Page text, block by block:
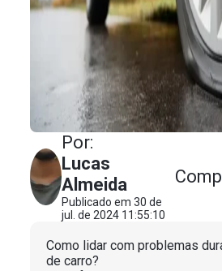
Por:
Lucas
Almeida
Publicado em 30 de
jul. de 2024 11:55:10
Como lidar com problemas
de carro?